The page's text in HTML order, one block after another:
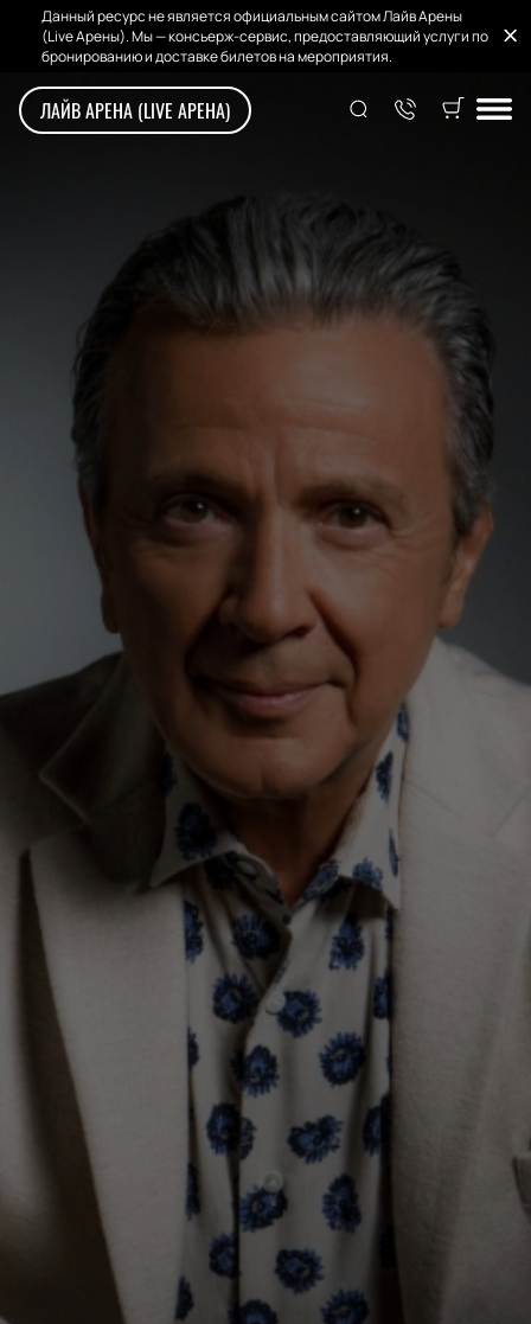
Данный ресурс не является официальным сайтом Лайв Арены
(Live Арены). Мы — консьерж-сервис, предоставляющий услуги по
бронированию и доставке билетов на мероприятия.
ЛАЙВ АРЕНА (LIVE АРЕНА)